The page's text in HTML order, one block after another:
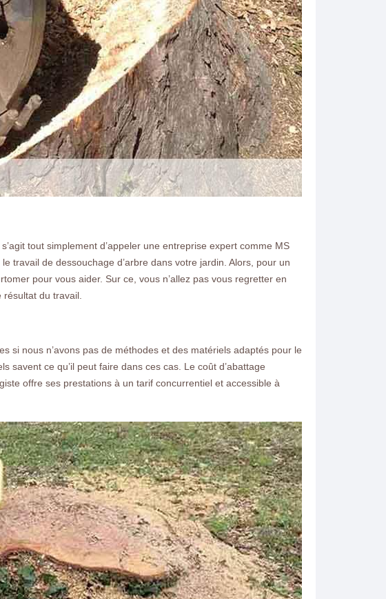
tout simplement d’appeler une entreprise expert comme MS
travail de dessouchage d’arbre dans votre jardin. Alors, pour un
pour vous aider. Sur ce, vous n’allez pas vous regretter en
du travail.
si nous n’avons pas de méthodes et des matériels adaptés pour le
savent ce qu’il peut faire dans ces cas. Le coût d’abattage
offre ses prestations à un tarif concurrentiel et accessible à